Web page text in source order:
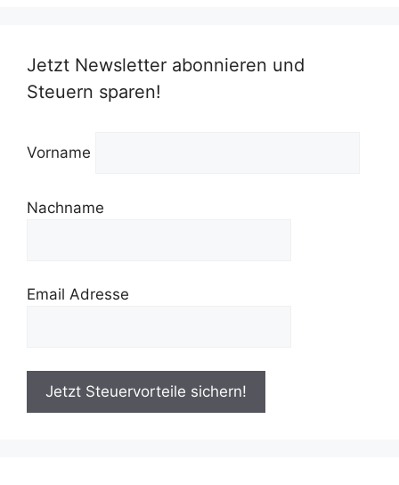
Jetzt Newsletter abonnieren und
Steuern sparen!
Vorname
Nachname
Email Adresse